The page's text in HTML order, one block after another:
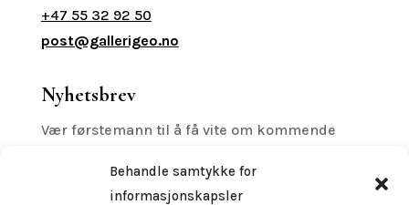
Behandle samtykke for
informasjonskapsler
+47 55 32 92 50
post@gallerigeo.no
Nyhetsbrev
Vær førstemann til å få vite om kommende